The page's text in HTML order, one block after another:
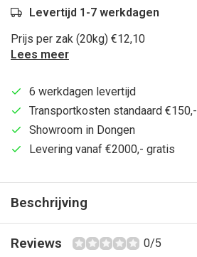
Levertijd 1-7 werkdagen
Prijs per zak (20kg) €12,10
Lees meer
6 werkdagen levertijd
Transportkosten standaard €150,-
Showroom in Dongen
Levering vanaf €2000,- gratis
Beschrijving
Reviews 0/5